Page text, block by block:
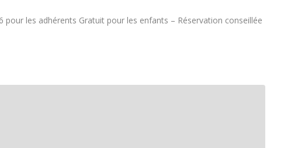
pour les adhérents Gratuit pour les enfants – Réservation conseillée